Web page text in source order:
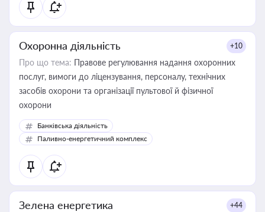
Охоронна діяльність +10
Про що тема: Правове регулювання надання охоронних
послуг, вимоги до ліцензування, персоналу, технічних
засобів охорони та організації пультової й фізичної
охорони
Банківська діяльність
Паливно-енергетичний комплекс
Зелена енергетика +44